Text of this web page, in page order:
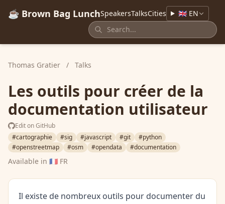
☕ Brown Bag LunchSpeakersTalksCities 🇬🇧 EN
Thomas Gratier / Talks
Les outils pour créer de la
documentation utilisateur
Edit on GitHub
#cartographie
#sig #javascript #git
#python
#openstreetmap
#osm #opendata #documentation
Available in 🇫🇷 FR
Il existe de nombreux outils pour documenter du